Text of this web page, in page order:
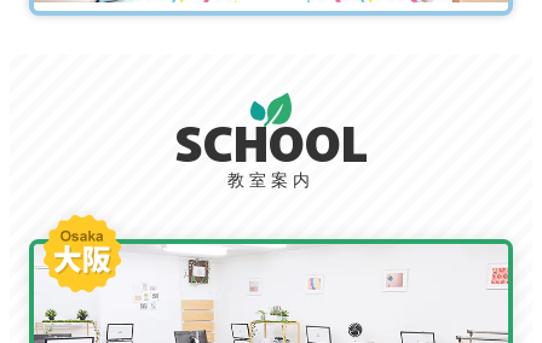
SCHOOL
教室案内